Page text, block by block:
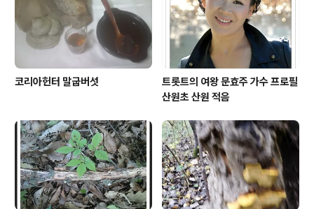
코리아헌터 말굽버섯
트롯트의 여왕 문효주 가수 프로필
산원초 산원 적음